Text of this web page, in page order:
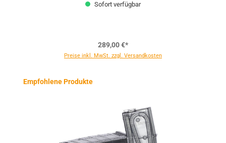
Sofort verfügbar
289,00 €*
Preise inkl. MwSt. zzgl. Versandkosten
Produktgalerie überspringen
Empfohlene Produkte